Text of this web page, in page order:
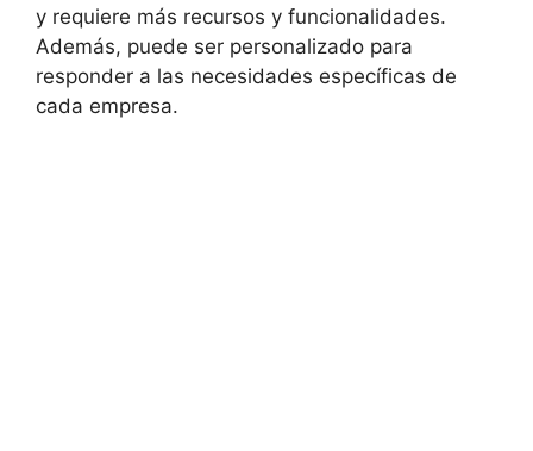
y requiere más recursos y funcionalidades.
Además, puede ser personalizado para
responder a las necesidades específicas de
cada empresa.